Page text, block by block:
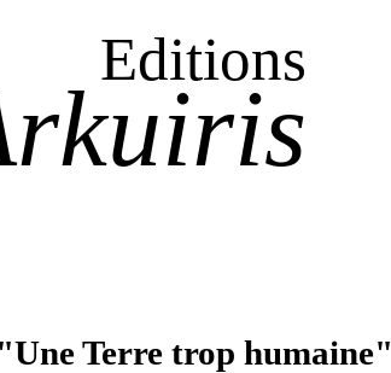
Editions
Terre trop humaine"